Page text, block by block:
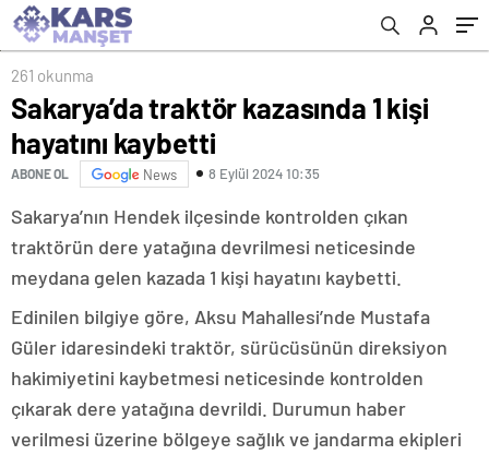
261 okunma
Sakarya’da traktör kazasında 1 kişi
hayatını kaybetti
ABONE OL News 8 Eylül 2024 10:35
Sakarya’nın Hendek ilçesinde kontrolden çıkan
traktörün dere yatağına devrilmesi neticesinde
meydana gelen kazada 1 kişi hayatını kaybetti.
Edinilen bilgiye göre, Aksu Mahallesi’nde Mustafa
Güler idaresindeki traktör, sürücüsünün direksiyon
hakimiyetini kaybetmesi neticesinde kontrolden
çıkarak dere yatağına devrildi. Durumun haber
verilmesi üzerine bölgeye sağlık ve jandarma ekipleri